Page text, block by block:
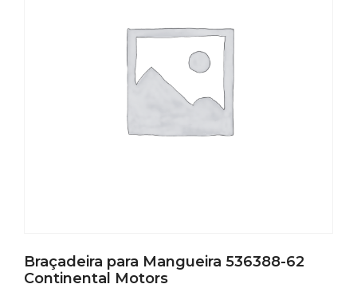
Braçadeira para Mangueira 536388-62
Continental Motors